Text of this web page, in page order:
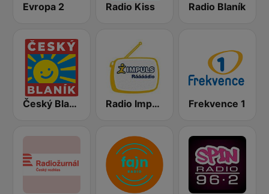
Evropa 2 Radio Kiss Radio Blaník
Český Blaník Radio Impuls Frekvence 1